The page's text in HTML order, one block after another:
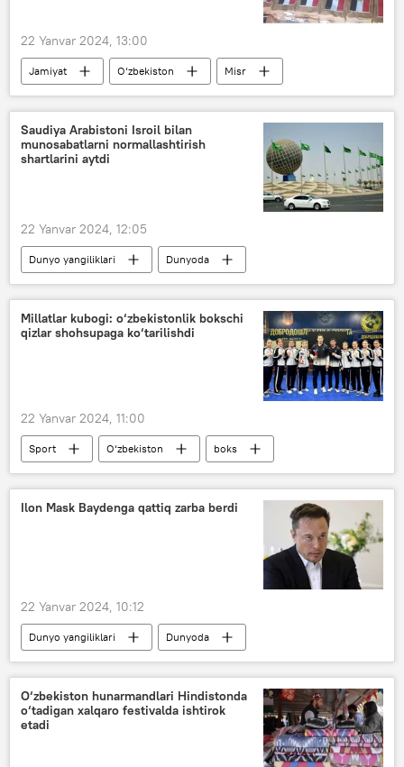
22 Yanvar 2024, 13:00
Jamiyat O‘zbekiston
Misr
dori
gepatit
Saudiya Arabistoni Isroil bilan
munosabatlarni normallashtirish
shartlarini aytdi
22 Yanvar 2024, 12:05
Dunyo yangiliklari
Dunyoda
Saudiya Arabistoni
Isroil G‘azo
Millatlar kubogi: o‘zbekistonlik bokschi
qizlar shohsupaga ko‘tarilishdi
22 Yanvar 2024, 11:00
Sport O‘zbekiston
boks
Serbiya
Ilon Mask Baydenga qattiq zarba berdi
22 Yanvar 2024, 10:12
Dunyo yangiliklari
Dunyoda
AQSh
Jo Bayden
saylovlar
Ilon Mask
O‘zbekiston hunarmandlari Hindistonda
o‘tadigan xalqaro festivalda ishtirok
etadi